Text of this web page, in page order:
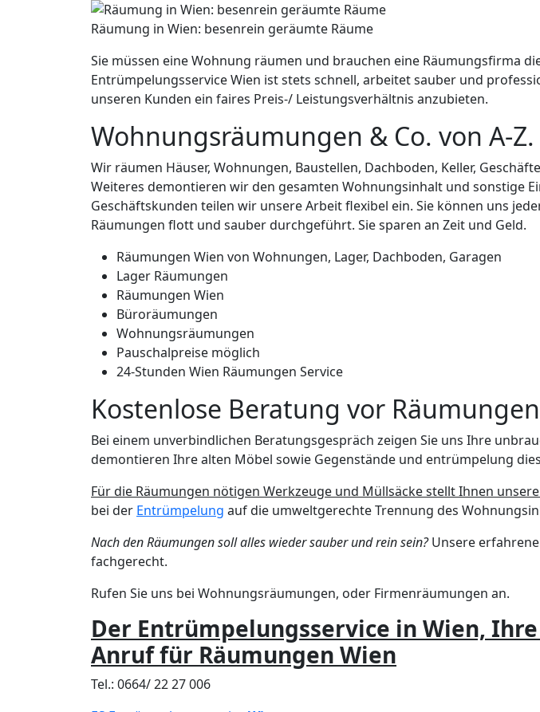
Räumung in Wien: besenrein geräumte Räume
Sie müssen eine Wohnung räumen und brauchen eine Räumungsfirma
Entrümpelungsservice Wien ist stets schnell, arbeitet sauber und
unseren Kunden ein faires Preis-/ Leistungsverhältnis anzubieten.
Wohnungsräumungen & Co. von A-
Wir räumen Häuser, Wohnungen, Baustellen, Dachboden, Keller,
Weiteres demontieren wir den gesamten Wohnungsinhalt und sonstige
Geschäftskunden teilen wir unsere Arbeit flexibel ein. Sie können uns
Räumungen flott und sauber durchgeführt. Sie sparen an Zeit und Geld.
Räumungen Wien von Wohnungen, Lager, Dachboden, Garagen
Lager Räumungen
Räumungen Wien
Büroräumungen
Wohnungsräumungen
Pauschalpreise möglich
24-Stunden Wien Räumungen Service
Kostenlose Beratung vor
Bei einem unverbindlichen Beratungsgespräch zeigen Sie uns Ihre
demontieren Ihre alten Möbel sowie Gegenstände und entrümpelung
Für die Räumungen nötigen Werkzeuge und Müllsäcke stellt Ihnen
bei der Entrümpelung auf die umweltgerechte Trennung des
Nach den Räumungen soll alles wieder sauber und rein sein?Unsere
fachgerecht.
Rufen Sie uns bei Wohnungsräumungen, oder Firmenräumungen an.
Der Entrümpelungsservice in Wien,
Anruf für Räumungen Wien
Tel.: 0664/ 22 27 006